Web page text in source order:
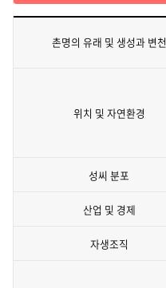
촌명의 유래 및 생성과 변천
위치 및 자연환경
성씨 분포
산업 및 경제
자생조직